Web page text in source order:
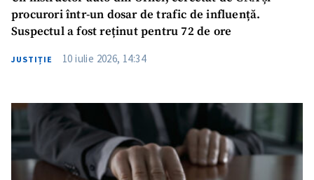
procurori într-un dosar de trafic de influență.
Suspectul a fost reținut pentru 72 de ore
JUSTIȚIE 10 iulie 2026, 14:34